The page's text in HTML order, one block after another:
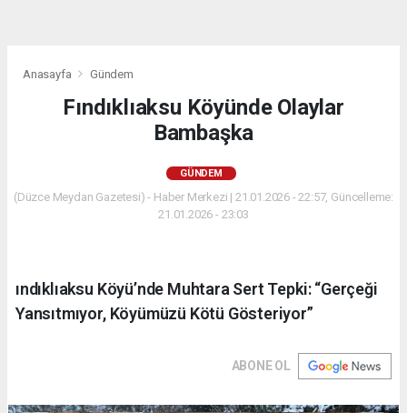
Anasayfa Gündem
Fındıklıaksu Köyünde Olaylar
Bambaşka
GÜNDEM
(Düzce Meydan Gazetesi) - Haber Merkezi | 21.01.2026 - 22:57, Güncelleme:
21.01.2026 - 23:03
ındıklıaksu Köyü’nde Muhtara Sert Tepki: “Gerçeği
Yansıtmıyor, Köyümüzü Kötü Gösteriyor”
ABONE OL